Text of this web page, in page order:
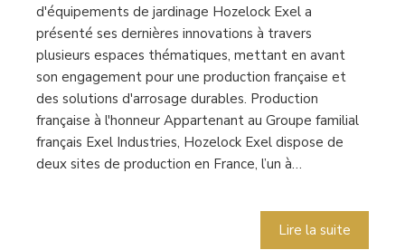
d'équipements de jardinage Hozelock Exel a
présenté ses dernières innovations à travers
plusieurs espaces thématiques, mettant en avant
son engagement pour une production française et
des solutions d'arrosage durables. Production
française à l'honneur Appartenant au Groupe familial
français Exel Industries, Hozelock Exel dispose de
deux sites de production en France, l’un à…
Lire la suite